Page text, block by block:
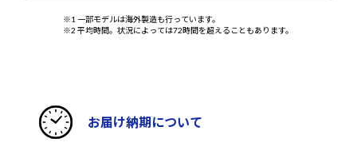
※1 一部モデルは海外製造も行っています。
※2 平均時間。状況によっては72時間を超えることもあります。
お届け納期について